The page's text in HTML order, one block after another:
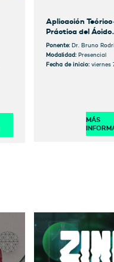
Aplicación
Práctica del Ácido
Hialurónico en
Odontología.
Presencial
Ponente: Dr. Bruno
Modalidad: Presencial
Fecha de inicio: viernes
MÁS